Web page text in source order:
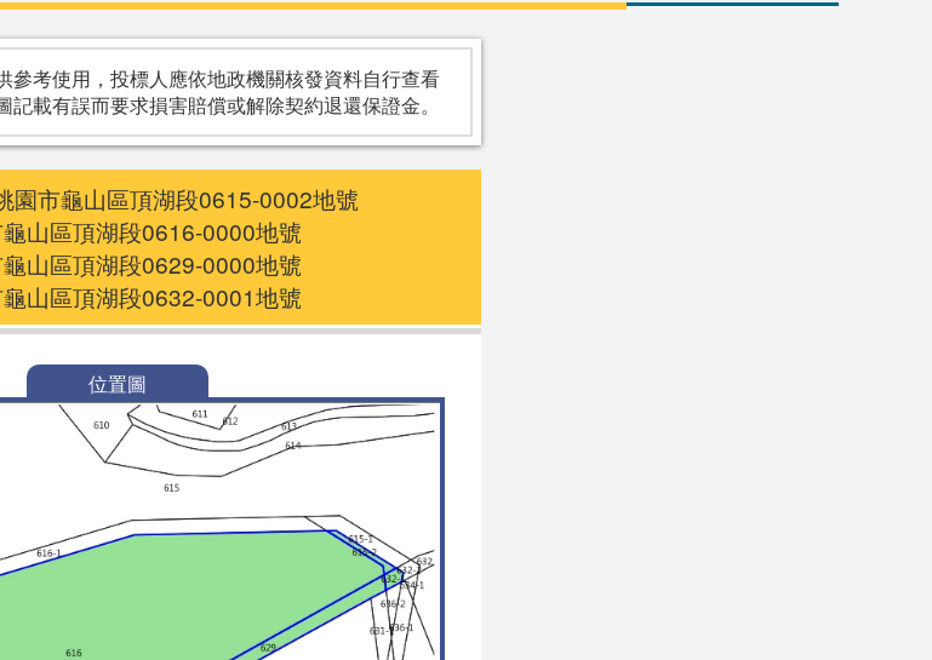
考使用，投標人應依地政機關核發資料自行查看
載有誤而要求損害賠償或解除契約退還保證金。
園市龜山區頂湖段0615-0002地號
山區頂湖段0616-0000地號
山區頂湖段0629-0000地號
山區頂湖段0632-0001地號
位置圖